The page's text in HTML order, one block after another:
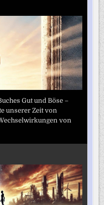
Gut und Böse –
unserer Zeit von
von